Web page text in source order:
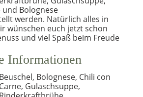
und Bolognese
werden. Natürlich alles in
wünschen euch jetzt schon
und viel Spaß beim Freude
Informationen
Beuschel, Bolognese, Chili con
Carne, Gulaschsuppe,